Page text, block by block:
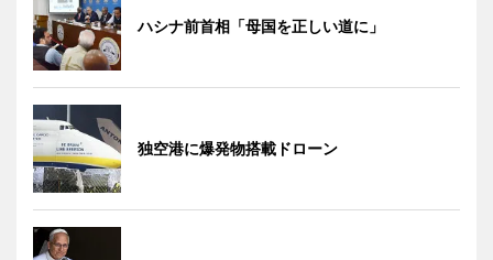
ハシナ前首相「母国を正しい道に」
独空港に爆発物搭載ドローン